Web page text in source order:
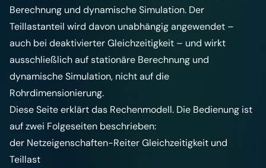
Berechnung und dynamische Simulation. Der
Teillastanteil wird davon unabhängig angewendet –
auch bei deaktivierter Gleichzeitigkeit – und wirkt
ausschließlich auf stationäre Berechnung und
dynamische Simulation, nicht auf die
Rohrdimensionierung.
Diese Seite erklärt das Rechenmodell. Die Bedienung ist
auf zwei Folgeseiten beschrieben:
der Netzeigenschaften-ReiterGleichzeitigkeit und
Teillast